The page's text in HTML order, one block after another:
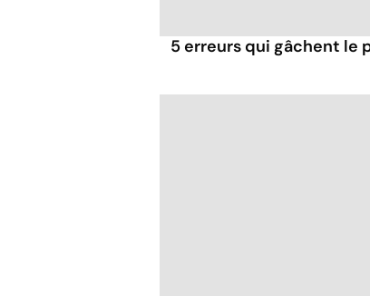
5 erreurs qui gâchent le